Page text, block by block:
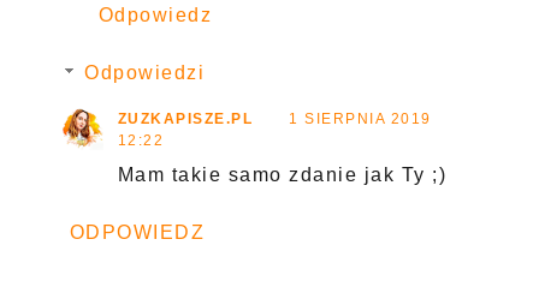
Odpowiedz
Odpowiedzi
ZUZKAPISZE.PL
1 SIERPNIA 2019
12:22
Mam takie samo zdanie jak Ty ;)
ODPOWIEDZ